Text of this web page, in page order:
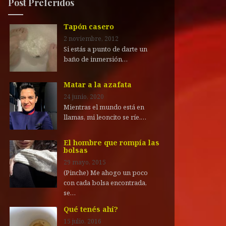
Post Preferidos
Tapón casero
2 noviembre, 2012
Si estás a punto de darte un
baño de inmersión…
Matar a la azafata
24 junio, 2020
Mientras el mundo está en
llamas, mi leoncito se ríe.…
El hombre que rompía las
bolsas
29 mayo, 2015
(Pinche) Me ahogo un poco
con cada bolsa encontrada,
se…
Qué tenés ahí?
15 julio, 2016